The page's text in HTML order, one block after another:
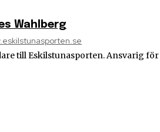
Wahlberg
till Eskilstunasporten. Ansvarig